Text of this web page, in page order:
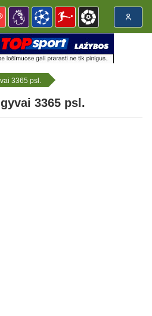
3365 psl.
3365 psl.